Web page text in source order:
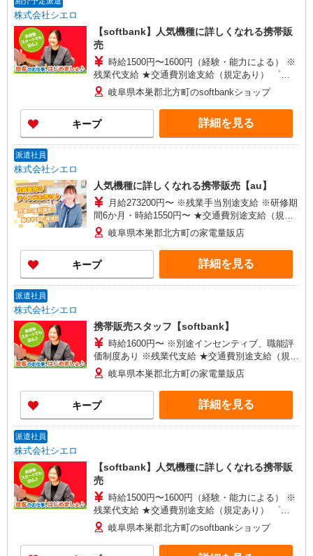
株式会社シエロ
【softbank】人気機種に詳しくなれる携帯販
売
時給1500円〜1600円（経験・能力による） ※
残業代支給 ★交通費別途支給（規定あり） ゜
+゜・。○。・゜+゜・。○。・゜+゜ 入社祝い金10
万円支給(規定有) お友達を紹介頂くと, インセンテ
ィブ支給(規定有) ★月2回払い・週払い可能（規程
有）★ ゜・。○。・゜+゜・。○。・゜+゜
岐阜県本巣郡北方町のsoftbankショップ
キープ 詳細を見る
派遣社員
株式会社シエロ
人気機種に詳しくなれる携帯販売【au】
月給273200円〜 ※残業手当別途支給 ※研修期
間6か月・時給1550円〜 ★交通費別途支給（規定
あり） ゜+゜・。○。・゜+゜・。○。・゜+゜ 入
社祝い金10万円支給(規定有) お友達を紹介頂くと,
インセンティブ支給(規定有) ゜・。○。・゜
+゜・。○。・゜+゜
岐阜県本巣郡北方町の家電量販店
キープ 詳細を見る
派遣社員
株式会社シエロ
携帯販売スタッフ【softbank】
時給1600円〜 ※別途インセンティブ、職能評
価制度あり ※残業代支給 ★交通費別途支給（規定
あり） ゜+゜・。○。・゜+゜・。○。・゜+゜ 入
社祝い金10万円支給(規定有) お友達を紹介頂くと,
インセンティブ支給(規定有) ★月2回払い・週払い
可能（規程有）★ ゜・。○。・゜+゜・。○。・゜
+゜
岐阜県本巣郡北方町の家電量販店
キープ 詳細を見る
派遣社員
株式会社シエロ
【softbank】人気機種に詳しくなれる携帯販
売
時給1500円〜1600円（経験・能力による） ※
残業代支給 ★交通費別途支給（規定あり） ゜
+゜・。○。・゜+゜・。○。・゜+゜ 入社祝い金10
万円支給(規定有) お友達を紹介頂くと, インセンテ
ィブ支給(規定有) ★月2回払い・週払い可能（規程
岐阜県本巣郡北方町のsoftbankショップ